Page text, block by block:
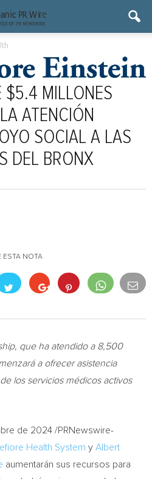
$5.4 MILLONES
ATENCIÓN
SOCIAL A LAS
DEL BRONX
ESTA NOTA
que ha atendido a 8,500
a ofrecer asistencia
los servicios médicos activos
de 2024 /PRNewswire-
Health System y Albert
aumentarán sus recursos para